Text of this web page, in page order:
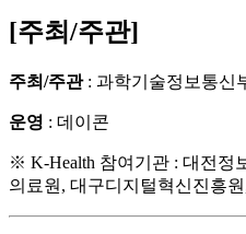
[주최/주관]
주최/주관: 과학기술정보통신
운영 : 데이콘
※ K-Health 참여기관 : 대전정
의료원, 대구디지털혁신진흥